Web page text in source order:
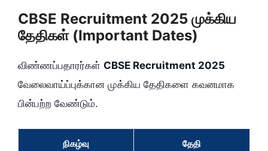
CBSE Recruitment 2025 முக்கிய
தேதிகள் (Important Dates)
விண்ணப்பதாரர்கள் CBSE Recruitment 2025
வேலைவாய்ப்புக்கான முக்கிய தேதிகளை கவனமாக
பின்பற்ற வேண்டும்.
நிகழ்வு தேதி